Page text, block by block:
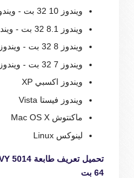
ويندوز 10 32 بت - ويندوز 10 64 بت
ويندوز 8.1 32 بت - ويندوز 8.1 64 بت
ويندوز 8 32 بت - ويندوز 8 64 بت
ويندوز 7 32 بت - ويندوز 7 64 بت
ويندوز اكسبي XP
ويندوز فيستا Vista
ماكنتوش Mac OS X
لينوكس Linux
64 بت